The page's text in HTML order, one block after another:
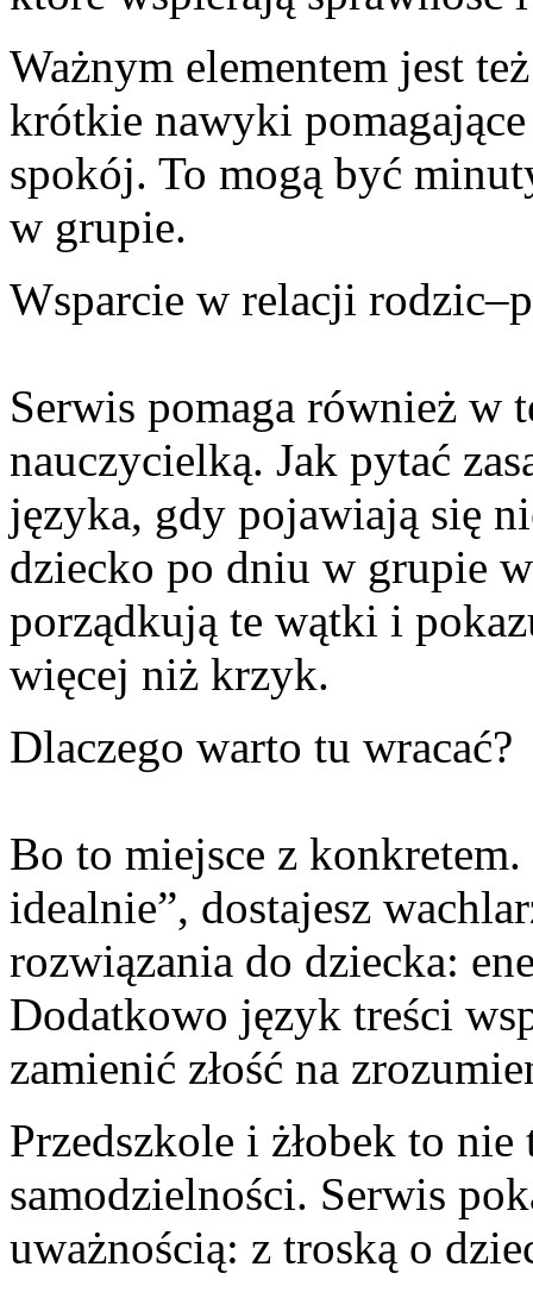
Ważnym elementem jest
krótkie nawyki pomagające
spokój. To mogą być
w grupie.
Wsparcie w relacji
Serwis pomaga również w
nauczycielką. Jak pytać
języka, gdy pojawiają się
dziecko po dniu w grupie
porządkują te wątki i
więcej niż krzyk.
Dlaczego warto tu wracać?
Bo to miejsce z
idealnie”, dostajesz
rozwiązania do dziecka:
Dodatkowo język treści
zamienić złość na
Przedszkole i żłobek to
samodzielności. Serwis
uważnością: z troską o